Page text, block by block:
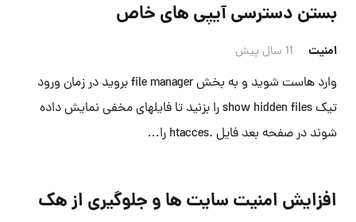
بستن دسترسی آیپی های خاص
امنیت 11 سال پیش
وارد هاست شوید و به بخش file manager بروید در زمان ورود
تیک show hidden files را بزنید تا فایلهای مخفی نمایش داده
شوند در صفحه بعد فایل .htacces را…
افزایش امنیت سایت ها و جلوگیری از هک